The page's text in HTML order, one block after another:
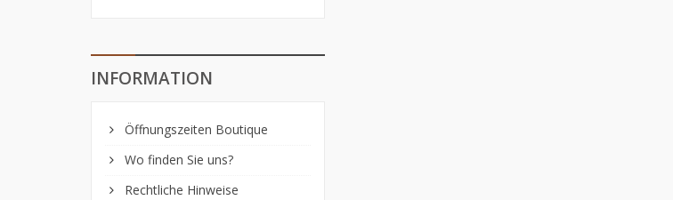
INFORMATION
Öffnungszeiten Boutique
Wo finden Sie uns?
Rechtliche Hinweise